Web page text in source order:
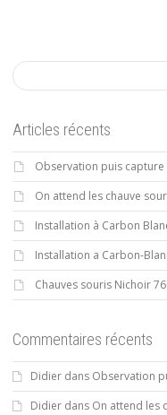
Articles récents
Observation puis
On attend les chauve
Installation à Carbon
Installation a Carbon-
Chauves souris Nichoir
Commentaires récents
Didier dans Observation
Didier dans On attend les